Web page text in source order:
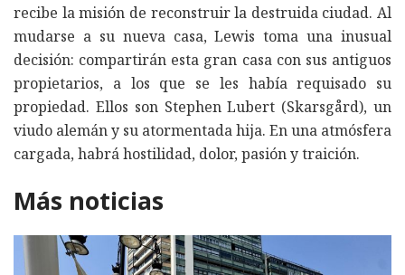
recibe la misión de reconstruir la destruida ciudad. Al
mudarse a su nueva casa, Lewis toma una inusual
decisión: compartirán esta gran casa con sus antiguos
propietarios, a los que se les había requisado su
propiedad. Ellos son Stephen Lubert (Skarsgård), un
viudo alemán y su atormentada hija. En una atmósfera
cargada, habrá hostilidad, dolor, pasión y traición.
Más noticias